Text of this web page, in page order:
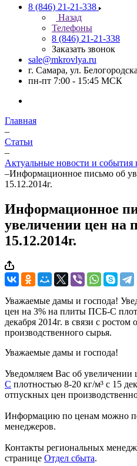
8 (846) 21-21-338
Назад
Телефоны
8 (846) 21-21-338
Заказать звонок
sale@mkrovlya.ru
г. Самара, ул.
пн-пт 7:00 - 15:45 МСК
Главная
–
Статьи
–
Актуальные новости и события
–Информационное письмо об
15.12.2014г.
Информационное
увеличении цен на
15.12.2014г.
Уважаемые дамы и господа!
цен на 3% на плиты ПСБ-С
декабря 2014г. в связи с ростом
производственного сырья.
Уважаемые дамы и господа!
Уведомляем Вас об увеличении
С плотностью 8-20 кг/м³ с 15
отпускных цен
Информацию по ценам можно
менеджеров.
Контакты региональных
странице Отдел сбыта.